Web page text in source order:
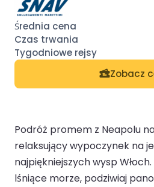
Zobacz
Podróż promem z Neapolu
relaksujący wypoczynek na
najpiękniejszych wysp Włoch.
lśniące morze, podziwiaj